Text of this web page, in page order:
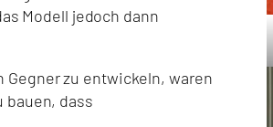
Modell jedoch dann
zu entwickeln, waren
bauen, dass